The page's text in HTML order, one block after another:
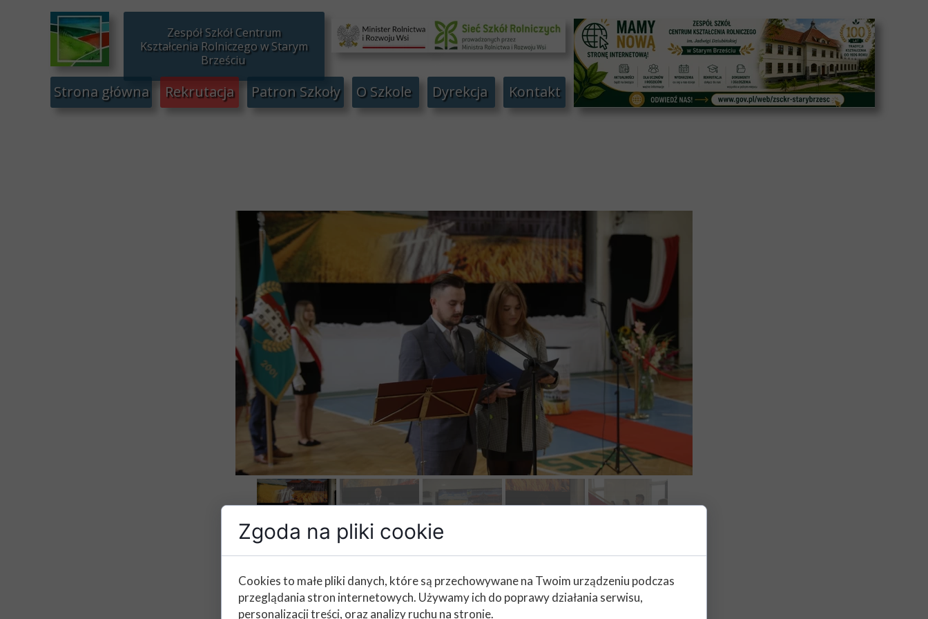
Rekrutacja Dyrekcja
Strona główna Kontakt
O Szkole
Patron Szkoły
Zespół Szkół Centrum
Kształcenia Rolniczego w Starym
Brześciu
Zgoda na pliki cookie
Cookies to małe pliki danych, które są przechowywane na Twoim urządzeniu podczas
przeglądania stron internetowych. Używamy ich do poprawy działania serwisu,
personalizacji treści, oraz analizy ruchu na stronie.